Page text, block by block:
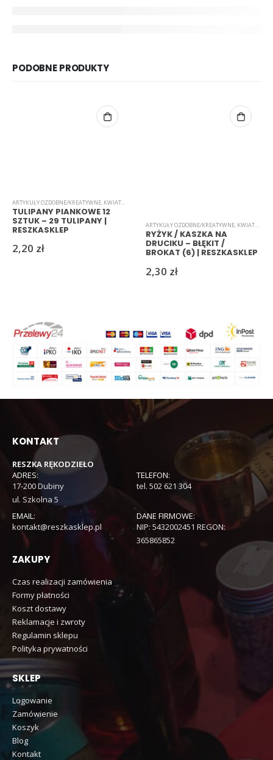
PODOBNE PRODUKTY
ARTYKUŁY OZDOBNE/KREATYWNE KWIATKI
TULIPANY PIANKOWE 12
SZTUK – 29 TULIPANY |
RESZKASKLEP
2,20 zł
ARTYKUŁY OZDOBNE/KREATYWNE, KWIATKI
RYŻYK / KASZKA NA
DRUCIKU – BŁĘKIT /
BROKAT (6) | RESZKASKLEP
2,30 zł
KONTAKT
RESZKA RĘKODZIEŁO
ADRES:
17-200 Dubiny
ul. Szkolna 5
TELEFON:
tel. 502 621 304
EMAIL:
kontakt@reszkasklep.pl
DANE FIRMOWE:
NIP: 5432002451 REGON:
365865852
ZAKUPY
Czas realizacji zamówienia
Formy płatności
Koszt dostawy
Reklamacje i zwroty
Regulamin sklepu
Polityka prywatności
SKLEP
Logowanie
Zamówienie
Koszyk
Blog
Kontakt